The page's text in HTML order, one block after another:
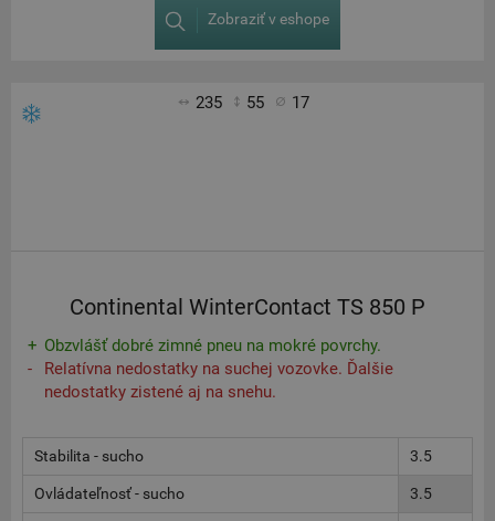
Zobraziť v eshope
235 55 17
Continental WinterContact TS 850 P
Obzvlášť dobré zimné pneu na mokré povrchy.
Relatívna nedostatky na suchej vozovke. Ďalšie
nedostatky zistené aj na snehu.
Stabilita - sucho 3.5
Ovládateľnosť - sucho 3.5